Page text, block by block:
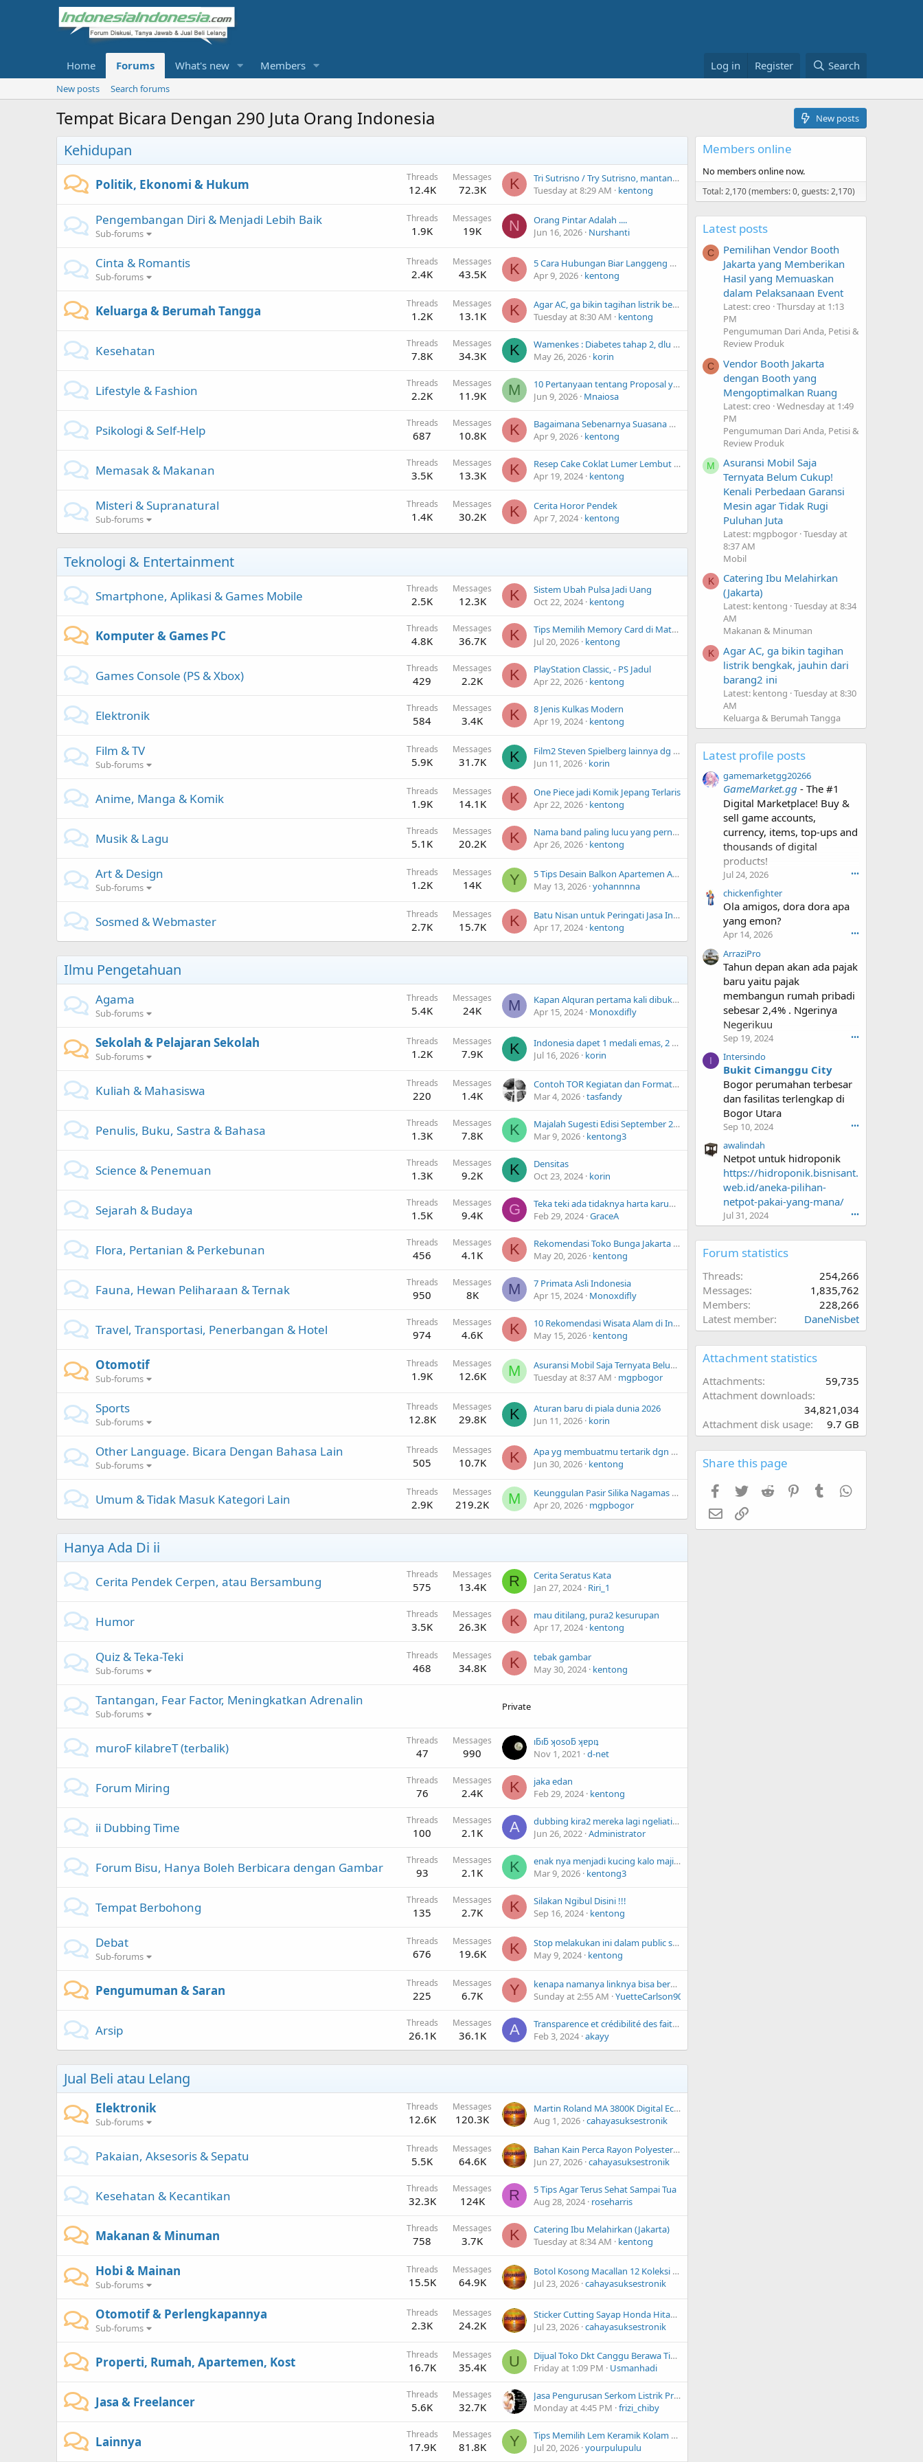
Home Forums What's new Members Log in Register Search
New posts Search forums
Tempat Bicara Dengan 290 Juta Orang Indonesia New posts
Kehidupan
Politik, Ekonomi & Hukum Threads
12.4K
Messages
72.3K K
Tri Sutrisno / Try Sutrisno, mantan wapres Indonesia, meninggal dunia
Tuesday at 8:29 AM
kentong
Pengembangan Diri & Menjadi Lebih Baik
Sub-forums
Threads
1.9K
Messages
19K N
Orang Pintar Adalah ....
Jun 16, 2026 Nurshanti
Cinta & Romantis
Sub-forums
Threads
2.4K
Messages
43.5K K
5 Cara Hubungan Biar Langgeng dan Tidak Pernah Bertengkar
Apr 9, 2026 kentong
Keluarga & Berumah Tangga Threads
1.2K
Messages
13.1K K
Agar AC, ga bikin tagihan listrik bengkak, jauhin dari barang2 ini
Tuesday at 8:30 AM
kentong
Kesehatan Threads
7.8K
Messages
34.3K K
Wamenkes : Diabetes tahap 2, dlu 40th keatas, skr dari remaja
May 26, 2026 korin
Lifestyle & Fashion Threads
2.2K
Messages
11.9K M
10 Pertanyaan tentang Proposal yang Sering Ditanyakan (Lengkap dengan Cara Menjawabnya)
Jun 9, 2026 Mnaiosa
Psikologi & Self-Help Threads
687
Messages
10.8K K
Bagaimana Sebenarnya Suasana Kerja di Kantor?
Apr 9, 2026 kentong
Memasak & Makanan Threads
3.5K
Messages
13.3K K
Resep Cake Coklat Lumer Lembut Viral
Apr 19, 2024 kentong
Misteri & Supranatural
Sub-forums
Threads
1.4K
Messages
30.2K K
Cerita Horor Pendek
Apr 7, 2024 kentong
Teknologi & Entertainment
Smartphone, Aplikasi & Games Mobile Threads
2.5K
Messages
12.3K K
Sistem Ubah Pulsa Jadi Uang
Oct 22, 2024 kentong
Komputer & Games PC Threads
4.8K
Messages
36.7K K
Tips Memilih Memory Card di MatahariMall
Jul 20, 2026 kentong
Games Console (PS & Xbox) Threads
429
Messages
2.2K K
PlayStation Classic, - PS Jadul
Apr 22, 2026 kentong
Elektronik Threads
584
Messages
3.4K K
8 Jenis Kulkas Modern
Apr 19, 2024 kentong
Film & TV
Sub-forums
Threads
5.9K
Messages
31.7K K
Film2 Steven Spielberg lainnya dg tema alien, selain Disclosure Day (2026)
Jun 11, 2026 korin
Anime, Manga & Komik Threads
1.9K
Messages
14.1K K
One Piece jadi Komik Jepang Terlaris
Apr 22, 2026 kentong
Musik & Lagu Threads
5.1K
Messages
20.2K K
Nama band paling lucu yang pernah anda tahu/dengar
Apr 26, 2026 kentong
Art & Design
Sub-forums
Threads
1.2K
Messages
14K Y
5 Tips Desain Balkon Apartemen Agar Indah Menawan
May 13, 2026 yohannnna
Sosmed & Webmaster Threads
2.7K
Messages
15.7K K
Batu Nisan untuk Peringati Jasa Internet Explorer
Apr 17, 2024 kentong
Ilmu Pengetahuan
Agama
Sub-forums
Threads
5.4K
Messages
24K M
Kapan Alquran pertama kali dibukukan
Apr 15, 2024 Monoxdifly
Sekolah & Pelajaran Sekolah
Sub-forums
Threads
1.2K
Messages
7.9K K
Indonesia dapet 1 medali emas, 2 perak, 2 perungu di Olimpiade Fisika Dunia (IPhO) 2026
Jul 16, 2026 korin
Kuliah & Mahasiswa Threads
220
Messages
1.4K
Contoh TOR Kegiatan dan Format Pembuatannya (Lengkap untuk Acara, Seminar, dll)
Mar 4, 2026 tasfandy
Penulis, Buku, Sastra & Bahasa Threads
1.3K
Messages
7.8K K
Majalah Sugesti Edisi September 2024
Mar 9, 2026 kentong3
Science & Penemuan Threads
1.3K
Messages
9.2K K
Densitas
Oct 23, 2024 korin
Sejarah & Budaya Threads
1.5K
Messages
9.4K G
Teka teki ada tidaknya harta karun Soekarno akhirnya terungkap
Feb 29, 2024 GraceA
Flora, Pertanian & Perkebunan Threads
456
Messages
4.1K K
Rekomendasi Toko Bunga Jakarta Dimana saja
May 20, 2026 kentong
Fauna, Hewan Peliharaan & Ternak Threads
950
Messages
8K M
7 Primata Asli Indonesia
Apr 15, 2024 Monoxdifly
Travel, Transportasi, Penerbangan & Hotel Threads
974
Messages
4.6K K
10 Rekomendasi Wisata Alam di Indonesia untuk Liburan
May 15, 2026 kentong
Otomotif
Sub-forums
Threads
1.9K
Messages
12.6K M
Asuransi Mobil Saja Ternyata Belum Cukup! Kenali Perbedaan Garansi Mesin agar Tidak Rugi Puluhan Juta
Tuesday at 8:37 AM
mgpbogor
Sports
Sub-forums
Threads
12.8K
Messages
29.8K K
Aturan baru di piala dunia 2026
Jun 11, 2026 korin
Other Language. Bicara Dengan Bahasa Lain
Sub-forums
Threads
505
Messages
10.7K K
Apa yg membuatmu tertarik dgn bhs Jepang?
Jun 30, 2026 kentong
Umum & Tidak Masuk Kategori Lain Threads
2.9K
Messages
219.2K M
Keunggulan Pasir Silika Nagamas sebagai Bahan Baku Industri
Apr 20, 2026 mgpbogor
Hanya Ada Di ii
Cerita Pendek Cerpen, atau Bersambung Threads
575
Messages
13.4K R
Cerita Seratus Kata
Jan 27, 2024 Riri_1
Humor Threads
3.5K
Messages
26.3K K
mau ditilang, pura2 kesurupan
Apr 17, 2024 kentong
Quiz & Teka-Teki
Sub-forums
Threads
468
Messages
34.8K K
tebak gambar
May 30, 2024 kentong
Tantangan, Fear Factor, Meningkatkan Adrenalin
Sub-forums
Private
muroF kilabreT (terbalik) Threads
47
Messages
990
ıƃıƃ ʞosoƃ ʞɐpıʇ
Nov 1, 2021
d-net
Forum Miring Threads
76
Messages
2.4K K
jaka edan
Feb 29, 2024 kentong
ii Dubbing Time Threads
100
Messages
2.1K A
dubbing kira2 mereka lagi ngeliatin apa
Jun 26, 2022 Administrator
Forum Bisu, Hanya Boleh Berbicara dengan Gambar Threads
93
Messages
2.1K K
enak nya menjadi kucing kalo majikannya seperti ini
Mar 9, 2026 kentong3
Tempat Berbohong Threads
135
Messages
2.7K K
Silakan Ngibul Disini !!!
Sep 16, 2024 kentong
Debat
Sub-forums
Threads
676
Messages
19.6K K
Stop melakukan ini dalam public speaking!
May 9, 2024 kentong
Pengumuman & Saran Threads
225
Messages
6.7K Y
kenapa namanya linknya bisa berubah?
Sunday at 2:55 AM YuetteCarlson90
Arsip Threads
26.1K
Messages
36.1K A
Transparence et crédibilité des faits factuels
Feb 3, 2024 akayy
Jual Beli atau Lelang
Elektronik
Sub-forums
Threads
12.6K
Messages
120.3K
Martin Roland MA 3800K Digital Echo Mixing Amplifier Second Body Fisik Mulus
Aug 1, 2026 cahayasuksestronik
Pakaian, Aksesoris & Sepatu Threads
5.5K
Messages
64.6K
Bahan Kain Perca Rayon Polyester Motif Kembang Polkadot Souvenir Kain Kerudung Craft
Jun 27, 2026 cahayasuksestronik
Kesehatan & Kecantikan Threads
32.3K
Messages
124K R
5 Tips Agar Terus Sehat Sampai Tua
Aug 28, 2024 roseharris
Makanan & Minuman Threads
758
Messages
3.7K K
Catering Ibu Melahirkan (Jakarta)
Tuesday at 8:34 AM
kentong
Hobi & Mainan
Sub-forums
Threads
15.5K
Messages
64.9K
Botol Kosong Macallan 12 Koleksi Botol Bekas Minuman Import 700ml Hiasan Kamar
Jul 23, 2026 cahayasuksestronik
Otomotif & Perlengkapannya
Sub-forums
Threads
2.3K
Messages
24.2K
Sticker Cutting Sayap Honda Hitam Merah Putih Biru Hijau Stabilo Stiker Tangki Motor Honda stiker box motor
Jul 23, 2026 cahayasuksestronik
Properti, Rumah, Apartemen, Kost Threads
16.7K
Messages
35.4K U
Dijual Toko Dkt Canggu Berawa Tibubeneng Kuta Utara Badung Bali
Friday at 1:09 PM
Usmanhadi
Jasa & Freelancer Threads
5.6K
Messages
32.7K
Jasa Pengurusan Serkom Listrik Proses Cepat
Monday at 4:45 PM frizi_chiby
Lainnya Threads
17.9K
Messages
81.8K Y
Tips Memilih Lem Keramik Kolam Renang Biar Mozaik Bebas Rembes
Jul 20, 2026 yourpulupulu
Members online
No members online now.
Total: 2,170 (members: 0, guests: 2,170)
Latest posts
C
Pemilihan Vendor Booth
Jakarta yang Memberikan
Hasil yang Memuaskan
dalam Pelaksanaan Event
Latest: creo Thursday at 1:13
PM
Pengumuman Dari Anda, Petisi &
Review Produk
C
Vendor Booth Jakarta
dengan Booth yang
Mengoptimalkan Ruang
Latest: creo Wednesday at 1:49
PM
Pengumuman Dari Anda, Petisi &
Review Produk
M
Asuransi Mobil Saja
Ternyata Belum Cukup!
Kenali Perbedaan Garansi
Mesin agar Tidak Rugi
Puluhan Juta
Latest: mgpbogor Tuesday at
8:37 AM
Mobil
K
Catering Ibu Melahirkan
(Jakarta)
Latest: kentong Tuesday at 8:34
AM
Makanan & Minuman
K
Agar AC, ga bikin tagihan
listrik bengkak, jauhin dari
barang2 ini
Latest: kentong Tuesday at 8:30
AM
Keluarga & Berumah Tangga
Latest profile posts
gamemarketgg20266
GameMarket.gg - The #1
Digital Marketplace! Buy &
sell game accounts,
currency, items, top-ups and
thousands of digital
products!
Jul 24, 2026 •••
chickenfighter
Ola amigos, dora dora apa
yang emon?
Apr 14, 2026 •••
ArraziPro
Tahun depan akan ada pajak
baru yaitu pajak
membangun rumah pribadi
sebesar 2,4% . Ngerinya
Negerikuu
Sep 19, 2024 •••
I Intersindo
Bukit Cimanggu City
Bogor perumahan terbesar
dan fasilitas terlengkap di
Bogor Utara
Sep 10, 2024 •••
awalindah
Netpot untuk hidroponik
https://hidroponik.bisnisant.
web.id/aneka-pilihan-
netpot-pakai-yang-mana/
Jul 31, 2024 •••
Forum statistics
Threads
254,266
Messages
1,835,762
Members
228,266
Latest member
DaneNisbet
Attachment statistics
Attachments
59,735
Attachment downloads
34,821,034
Attachment disk usage
9.7 GB
Share this page
Facebook
Twitter Reddit PinterestTumblr
Email